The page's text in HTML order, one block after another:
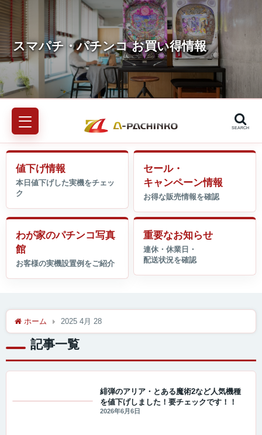
SEARCH
値下げ情報
セール・
キャンペーン情報
わが家のパチンコ写真
館
重要なお知らせ
ホーム 2025 4月 28
記事一覧
緋弾のアリア・とある魔術2など人気機種
を値下げしました！要チェックです！！
2026年6月6日